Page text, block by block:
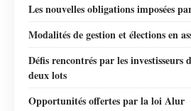
Les nouvelles obligations imposées
Modalités de gestion et élections en
Défis rencontrés par les investisseurs
deux lots
Opportunités offertes par la loi Alur